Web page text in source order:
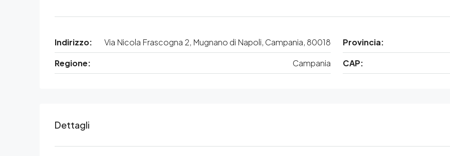
Indirizzo: Via Nicola Frascogna 2, Mugnano di Napoli, Campania, 80018 Provincia:
Regione:
Campania CAP:
Dettagli